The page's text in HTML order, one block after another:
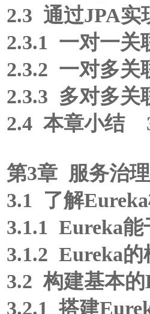
2.3 通过JPA
2.3.1 一对一
2.3.2 一对多
2.3.3 多对多
2.4 本章小结
第3章 服务治
3.1 了解
3.1.1 Eureka
3.1.2 Eureka
3.2 构建基本
3.2.1 搭建